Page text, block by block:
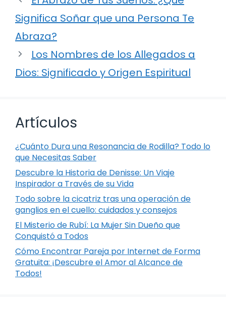
Significa Soñar que una Persona Te
Abraza?
Los Nombres de los Allegados a
Dios: Significado y Origen Espiritual
Artículos
¿Cuánto Dura una Resonancia de Rodilla? Todo lo
que Necesitas Saber
Descubre la Historia de Denisse: Un Viaje
Inspirador a Través de su Vida
Todo sobre la cicatriz tras una operación de
ganglios en el cuello: cuidados y consejos
El Misterio de Rubí: La Mujer Sin Dueño que
Conquistó a Todos
Cómo Encontrar Pareja por Internet de Forma
Gratuita: ¡Descubre el Amor al Alcance de
Todos!